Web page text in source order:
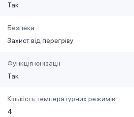
Так
Безпека
Захист від перегріву
Функція іонізації
Так
Кількість температурних режимів
4